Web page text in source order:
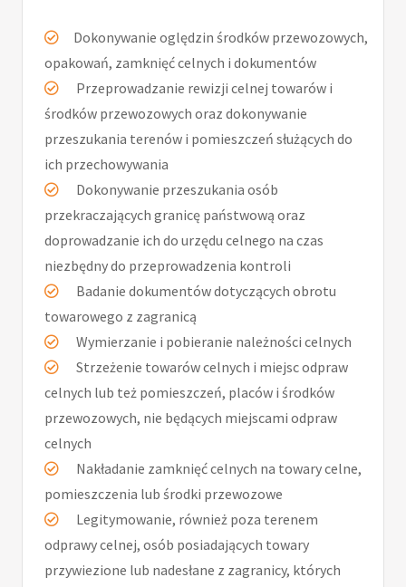
Dokonywanie oględzin środków przewozowych,
opakowań, zamknięć celnych i dokumentów
Przeprowadzanie rewizji celnej towarów i
środków przewozowych oraz dokonywanie
przeszukania terenów i pomieszczeń służących do
ich przechowywania
Dokonywanie przeszukania osób
przekraczających granicę państwową oraz
doprowadzanie ich do urzędu celnego na czas
niezbędny do przeprowadzenia kontroli
Badanie dokumentów dotyczących obrotu
towarowego z zagranicą
Wymierzanie i pobieranie należności celnych
Strzeżenie towarów celnych i miejsc odpraw
celnych lub też pomieszczeń, placów i środków
przewozowych, nie będących miejscami odpraw
celnych
Nakładanie zamknięć celnych na towary celne,
pomieszczenia lub środki przewozowe
Legitymowanie, również poza terenem
odprawy celnej, osób posiadających towary
przywiezione lub nadesłane z zagranicy, których